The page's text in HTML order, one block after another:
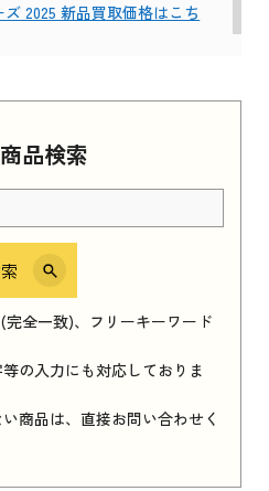
品検索
完全一致)、フリーキーワード
の入力にも対応しておりま
商品は、直接お問い合わせく
ズ 2025 新品買取価格はこち
11 2025 新品買取価格はこ
ズ 2025
ズ 2025 新品買取価格はこち
年春モデル